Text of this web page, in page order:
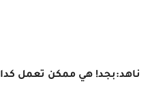
ناهد:بجد! هي ممكن تعمل كدا